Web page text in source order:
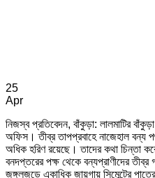
25
Apr
নিজস্ব প্রতিবেদন, বাঁকুড়া: লালমাটির
অফিস। তীব্র তাপপ্রবাহে নাজেহাল বন্য
অধিক হরিণ রয়েছে। তাদের কথা চিন্তা
বনদপ্তরের পক্ষ থেকে বন্যপ্রাণীদের
জঙ্গলজুড়ে একাধিক জায়গায় সিমেন্টের